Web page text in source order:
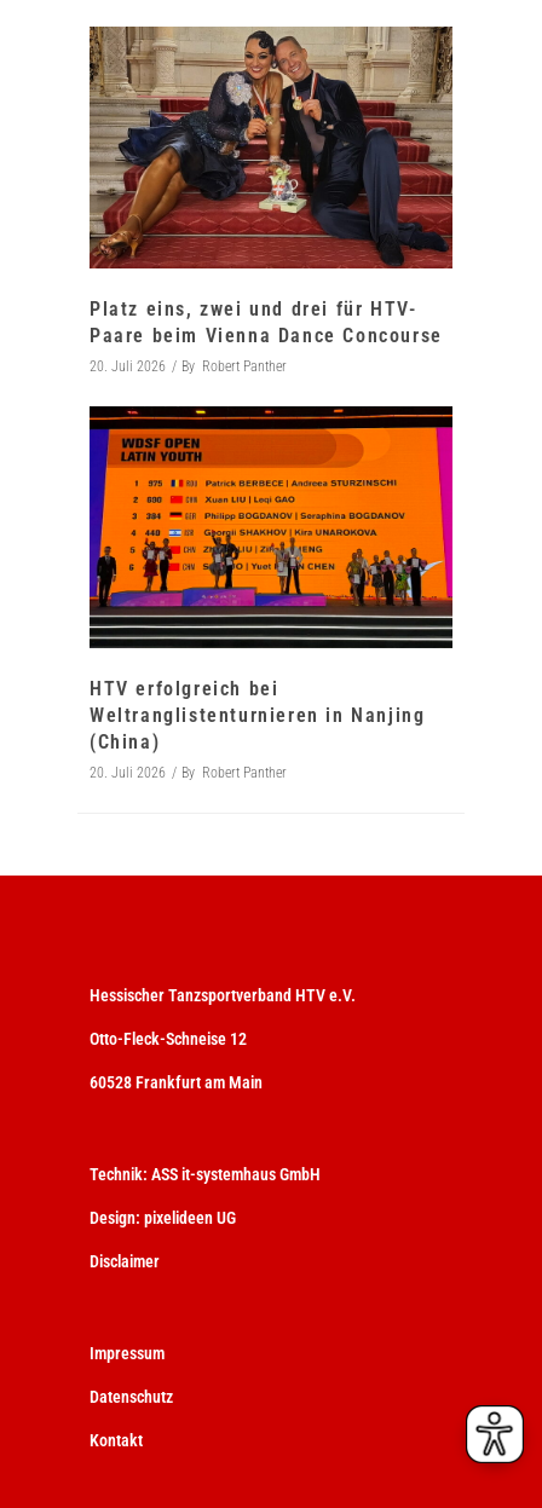
Platz eins, zwei und drei für HTV-
Paare beim Vienna Dance Concourse
20. Juli 2026 By Robert Panther
HTV erfolgreich bei
Weltranglistenturnieren in Nanjing
(China)
20. Juli 2026 By Robert Panther
Hessischer Tanzsportverband HTV e.V.
Otto-Fleck-Schneise 12
60528 Frankfurt am Main
Technik: ASS it-systemhaus GmbH
Design: pixelideen UG
Disclaimer
Impressum
Datenschutz
Kontakt